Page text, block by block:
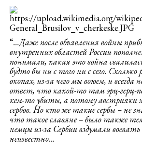
“…Даже после объявления войны
внутренних областей России
понимали, какая это война
будто бы ни с того ни с сего. Сколько
окопах, из-за чего мы воюем, и всегда
ответ, что какой-то там эрц-герц-
кем-то убиты, а потому австрияки
сербов. Но кто же такие сербы – не
что такое славяне – было также
немцы из-за Сербии вздумали
неизвестно…